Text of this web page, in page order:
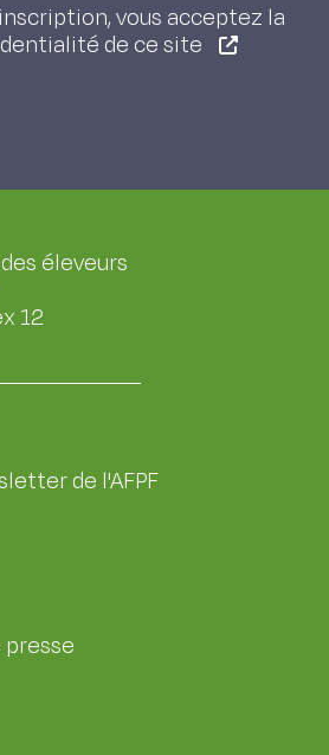
vous acceptez la
de ce site
éleveurs
12
de l'AFPF